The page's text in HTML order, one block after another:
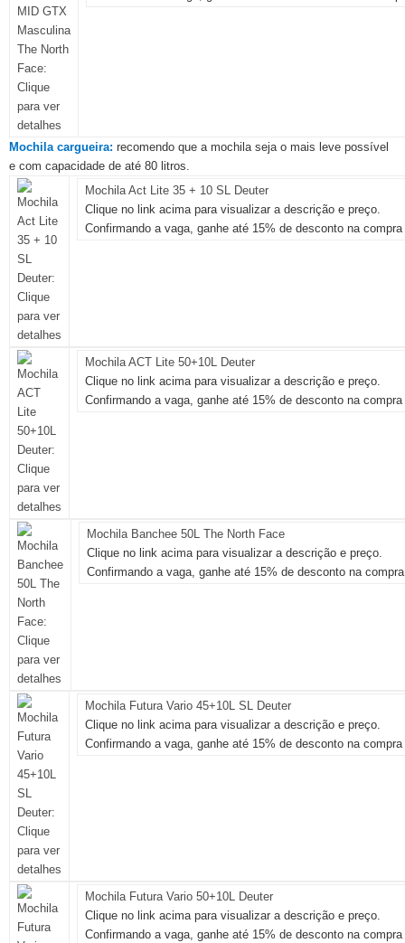
Mochila cargueira: recomendo que a mochila seja o mais leve possível
e com capacidade de até 80 litros.
Mochila Act Lite 35 + 10 SL Deuter
Clique no link acima para visualizar a descrição e preço.
Confirmando a vaga, ganhe até 15% de desconto na
Mochila ACT Lite 50+10L Deuter
Clique no link acima para visualizar a descrição e preço.
Confirmando a vaga, ganhe até 15% de desconto na
Mochila Banchee 50L The North Face
Clique no link acima para visualizar a descrição e preço.
Confirmando a vaga, ganhe até 15% de desconto na
Mochila Futura Vario 45+10L SL Deuter
Clique no link acima para visualizar a descrição e preço.
Confirmando a vaga, ganhe até 15% de desconto na
Mochila Futura Vario 50+10L Deuter
Clique no link acima para visualizar a descrição e preço.
Confirmando a vaga, ganhe até 15% de desconto na